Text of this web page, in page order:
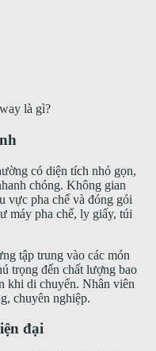
là gì?
có diện tích nhỏ gọn,
chóng. Không gian
vực pha chế và đóng gói
máy pha chế, ly giấy, túi
tập trung vào các món
trọng đến chất lượng bao
khi di chuyển. Nhân viên
chuyên nghiệp.
đại